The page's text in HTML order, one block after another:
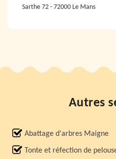
Sarthe 72 - 72000 Le Mans
Autres
Abattage d'arbres Maigne
Tonte et réfection de